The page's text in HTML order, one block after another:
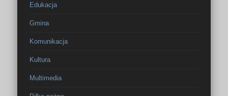
Edukacja
Gmina
Komunikacja
Kultura
Multimedia